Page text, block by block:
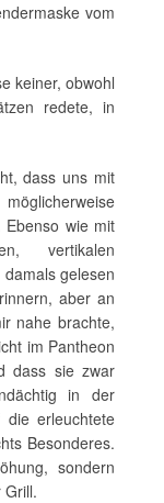
vom
keiner, obwohl
redete, in
dass uns mit
wie mit
vertikalen
gelesen
aber an
nahe brachte,
im Pantheon
dass sie zwar
in der
die erleuchtete
Besonderes.
sondern
Grill.